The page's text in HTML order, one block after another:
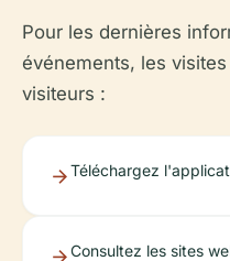
Pour les dernières
événements, les
visiteurs :
Téléchargez
Consultez les sites